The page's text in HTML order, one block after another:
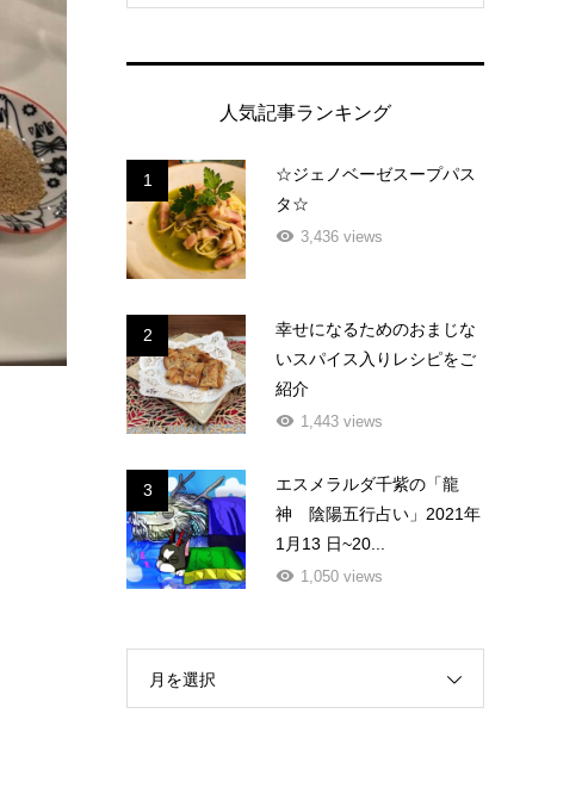
人気記事ランキング
1
☆ジェノベーゼスープパス
タ☆
3,436 views
2
幸せになるためのおまじな
いスパイス入りレシピをご
紹介
1,443 views
3
エスメラルダ千紫の「龍
神 陰陽五行占い」2021年
1月13 日~20...
1,050 views
月を選択